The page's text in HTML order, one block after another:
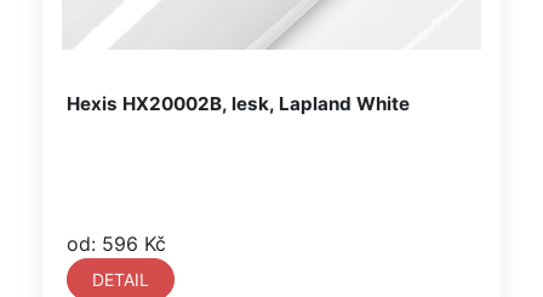
Hexis HX20002B, lesk, Lapland White
od: 596 Kč
DETAIL